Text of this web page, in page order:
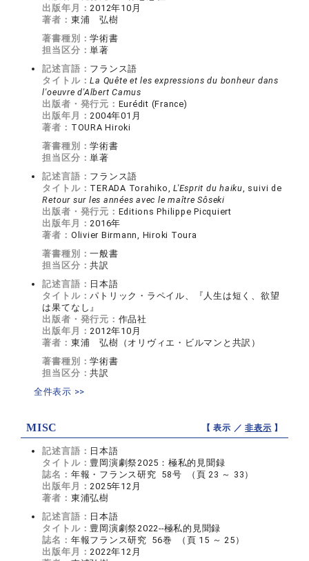
出版年月：2012年10月
著者： 東浦 弘樹
著書種別：学術書
担当区分：単著
記述言語： フランス語
タイトル：La Quête et les expressions du bonheur dans
l'oeuvre d'Albert Camus
出版者・発行元： Eurédit (France)
出版年月：2004年01月
著者： TOURA Hiroki
著書種別：学術書
担当区分：単著
記述言語： フランス語
タイトル： TERADA Torahiko,L'Esprit du haiku, suivi de
Retour sur les années avec le maître Sôseki
出版者・発行元： Editions Philippe Picquiert
出版年月：2016年
著者： Olivier Birmann, Hiroki Toura
著書種別：一般書
担当区分：共訳
記述言語： 日本語
タイトル：パトリック・ラペイル、『人生は短く、欲望
は果てなし』
出版者・発行元： 作品社
出版年月：2012年10月
著者： 東浦 弘樹（オリヴィエ・ビルマンと共訳）
著書種別：学術書
担当区分：共訳
全件表示 >>
MISC 【 表示 ／非表示 】
記述言語： 日本語
タイトル： 豊岡演劇祭2025：極私的見聞録
誌名： 年報・フランス研究 58号 （頁 23 ～ 33）
出版年月：2025年12月
著者： 東浦弘樹
記述言語： 日本語
タイトル： 豊岡演劇祭2022--極私的見聞録
誌名： 年報フランス研究 56巻 （頁 15 ～ 25）
出版年月：2022年12月